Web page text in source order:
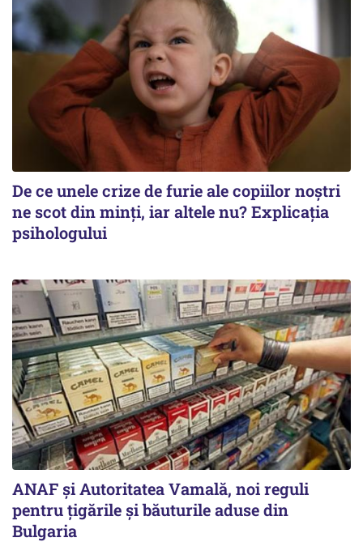
De ce unele crize de furie ale copiilor noștri
ne scot din minți, iar altele nu? Explicația
psihologului
ANAF și Autoritatea Vamală, noi reguli
pentru țigările și băuturile aduse din
Bulgaria